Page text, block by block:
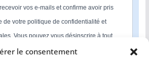
le consentement
vos e-mails et confirme avoir pris
de votre politique de confidentialité et
Vous pouvez vous désinscrire à tout
sur le lien présent dans nos emails.